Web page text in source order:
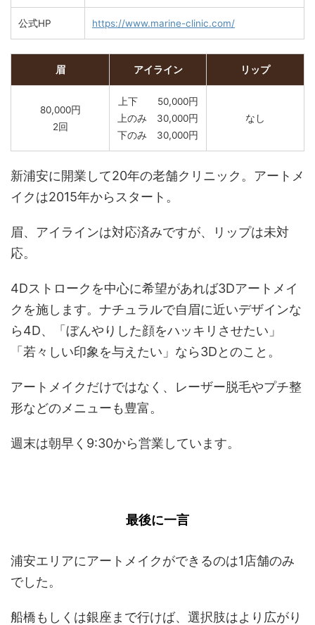
公式HP https://www.marine-clinic.com/
眉 アイライン リップ
80,000円
2回
上下 50,000円
上のみ 30,000円
下のみ 30,000円
なし
新浦安に開業して20年の老舗クリニック。アートメ
イクは2015年からスタート。
眉、アイラインは対応済みですが、リップは未対
応。
4Dストロークを中心に希望があれば3Dアートメイ
クを施します。ナチュラルで自眉に近いデザインな
ら4D、「ぼんやりした顔をハッキリさせたい」
「若々しい印象を与えたい」なら3Dとのこと。
アートメイクだけではなく、レーザー脱毛やプチ整
形などのメニューも豊富。
週末は朝早く9:30から営業しています。
最後に一言
浦安エリアにアートメイクができるのは1店舗のみ
でした。
船橋もしくは銀座まで行けば、選択肢はより広がり